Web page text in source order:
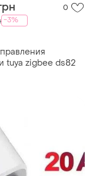
0
-3%
tuya zigbee ds82